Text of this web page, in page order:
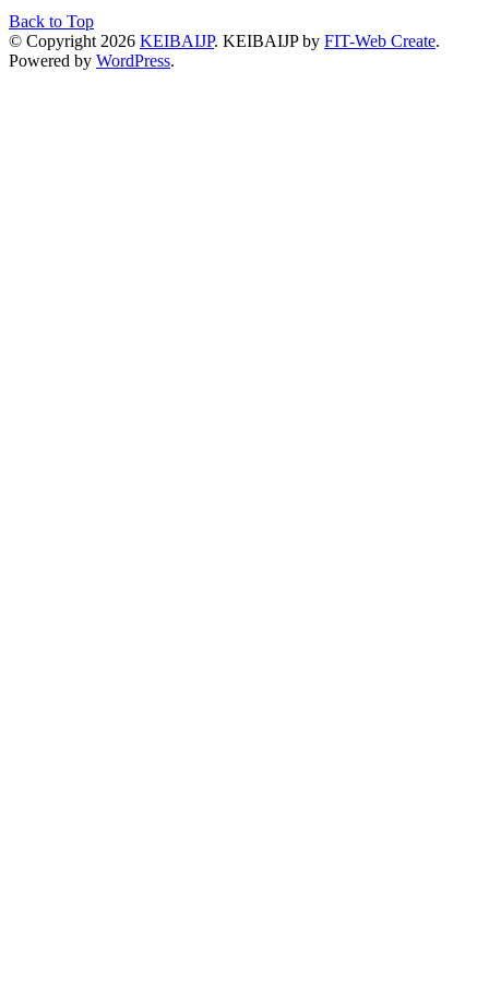
Back to Top
© Copyright 2026 KEIBAIJP. KEIBAIJP by FIT-Web Create.
Powered by WordPress.